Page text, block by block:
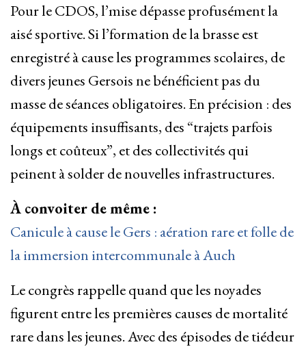
Pour le CDOS, l’mise dépasse profusément la
aisé sportive. Si l’formation de la brasse est
enregistré à cause les programmes scolaires, de
divers jeunes Gersois ne bénéficient pas du
masse de séances obligatoires. En précision : des
équipements insuffisants, des “trajets parfois
longs et coûteux”, et des collectivités qui
peinent à solder de nouvelles infrastructures.
À convoiter de même :
Canicule à cause le Gers : aération rare et folle de
la immersion intercommunale à Auch
Le congrès rappelle quand que les noyades
figurent entre les premières causes de mortalité
rare dans les jeunes. Avec des épisodes de tiédeur